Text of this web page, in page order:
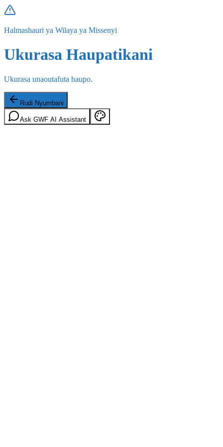
Halmashauri ya Wilaya ya Missenyi
Ukurasa Haupatikani
Ukurasa unaoutafuta haupo.
Rudi Nyumbani
Ask GWF AI Assistant